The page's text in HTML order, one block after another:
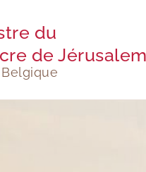
du
de